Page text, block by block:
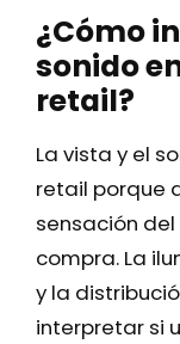
¿Cómo
sonido
retail?
La vista y el
retail porque
sensación
compra. La
y la
interpretar si